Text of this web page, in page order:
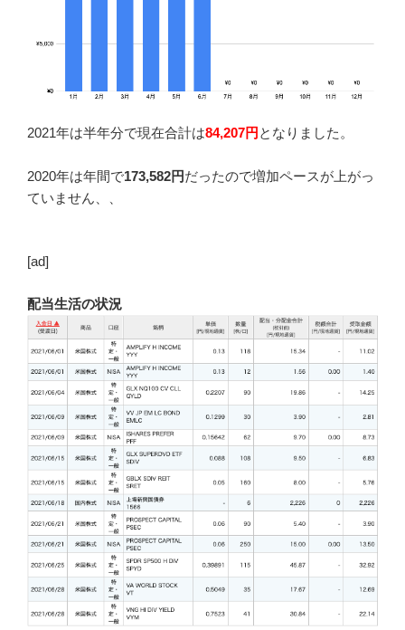
2021年は半年分で現在合計は84,207円 となりました。
2020年は年間で173,582円だったので増加ペースが上がっ
ていません、、
[ad]
配当生活の状況